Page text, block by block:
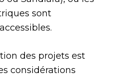
sont
des projets est
considérations